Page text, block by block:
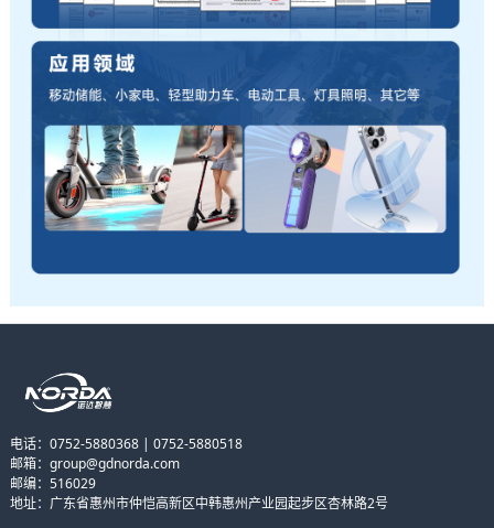
电话：0752-5880368 | 0752-5880518
邮箱：group@gdnorda.com
邮编：516029
地址：广东省惠州市仲恺高新区中韩惠州产业园起步区杏林路2号